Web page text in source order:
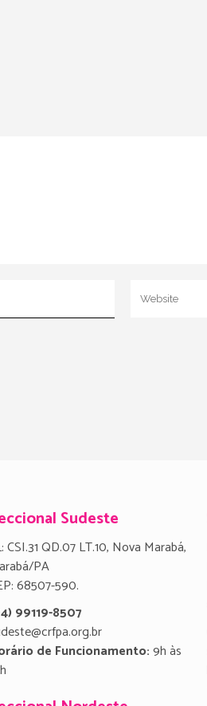
Sudeste
CSI.31 QD.07 LT.10, Nova Marabá,
PA
68507-590.
99119-8507
de Funcionamento:9h às